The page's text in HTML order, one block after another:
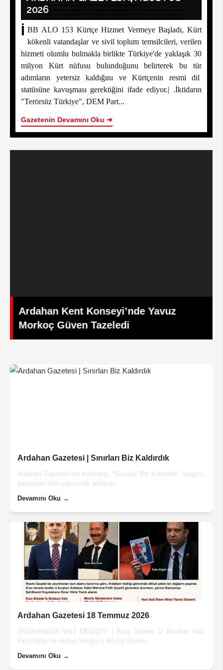
2026
İ BB ALO 153 Kürtçe Hizmet Vermeye Başladı, Kürt
kökenli vatandaşlar ve sivil toplum temsilcileri, verilen
hizmeti olumlu bulmakla birlikte Türkiye'de yaklaşık 30
milyon Kürt nüfusu bulunduğunu belirterek bu tür
adımların yetersiz kaldığını ve Kürtçenin resmi dil
statüsüne kavuşması gerektiğini ifade ediyor.| .İktidarın
"Terörsüz Türkiye", DEM Part...
Gazetenin Devamını Oku ➔
Ardahan Kent Konseyi’nde Yavuz
Morkoç Güven Tazeledi
Ardahan Gazetesi | Sınırları Biz Kaldırdık
Ardahan Gazetesi’nin kullandığı "Sınırları Biz Kaldırdık" sloganı,
gazetenin hem yayıncılık anlayışı...
Devamını Oku →
Ardahan Gazetesi 18 Temmuz 2026
ARDAHAN’DA VALİ DEĞİŞTİ! | Kısa Sürede İz Bırakan Vali:
Festivaller ve Halkın Sevgisi | Meclis Günde...
Devamını Oku →